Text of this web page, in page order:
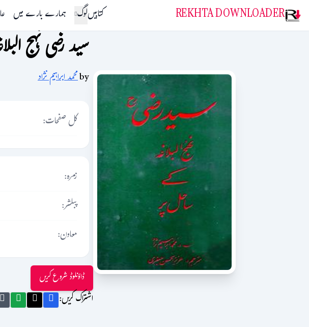
REKHTA DOWNLOADER کتابیںلوگ ہمارے بارے میں
سید رضی نہج
byمحمد ابراہیم نژاد
کل صفحات:
زمرہ:
پبلشر:
معاون:
ڈاؤنلوڈ شروع کریں
اشتراک کریں: